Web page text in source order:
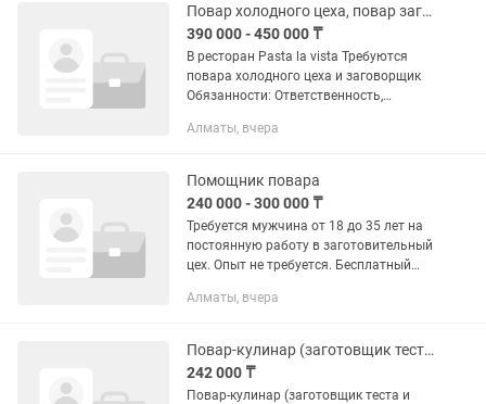
Чистка овощей (лук, картофель...
Повар холодного цеха, повар заготовщик
390 000 - 450 000 ₸
В ресторан Pasta la vista Требуются
повара холодного цеха и заговорщик
Обязанности: Ответственность,
чистоплотность, быстрая отдача блюд.
Алматы, вчера
Помощник повара
240 000 - 300 000 ₸
Требуется мужчина от 18 до 35 лет на
постоянную работу в заготовительный
цех. Опыт не требуется. Бесплатный
работы 5/2, с 9 до 21 часа Находимся
Алматы, вчера
Повар-кулинар (заготовщик теста и начинок)
242 000 ₸
Повар-кулинар (заготовщик теста и